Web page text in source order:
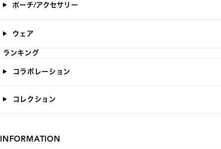
ポーチ/アクセサリー
ウェア
ランキング
コラボレーション
コレクション
INFORMATION